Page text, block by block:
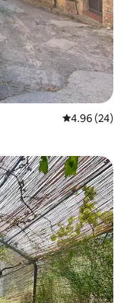
Calificación
4.96 (24)